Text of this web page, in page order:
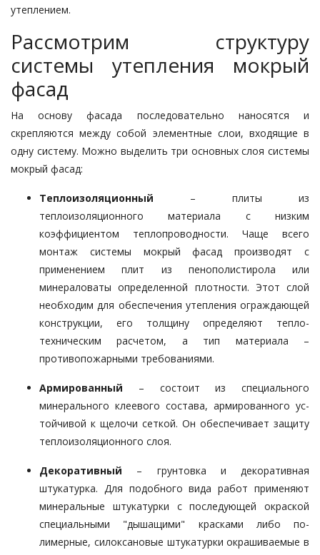
утеп­ле­нием.
Рассмотрим структуру
системы утепления мокрый
фасад
На основу фасада последовательно наносятся и
скрепляются между со­бой элементные слои, входящие в
од­ну систему. Можно выделить три ос­новных слоя системы
мокрый фасад:
Теплоизоляционный – плиты из
теплоизоляционного материала с низким
коэффициентом теплопро­водности. Чаще всего
монтаж сис­­темы мокрый фасад произ­во­дят с
применением плит из пено­по­листирола или
минераловаты оп­ределенной плотности. Этот слой
необходим для обеспечения утеп­ления ограждающей
конструкции, его толщину определяют тепло­
техническим расчетом, а тип ма­териала –
противопожарными тре­бо­ваниями.
Армированный – состоит из спе­циального
минерального кле­евого состава, армированного ус­
той­чивой к щелочи сеткой. Он обеспечивает защиту
тепло­изо­ляци­онного слоя.
Декоративный – грунтовка и де­коративная
штукатурка. Для по­добного вида работ применяют
минеральные штукатурки с по­сле­дующей окраской
специ­аль­ны­ми "дышащими" красками либо по­
лимерные, силоксановые штука­турки окрашиваемые в